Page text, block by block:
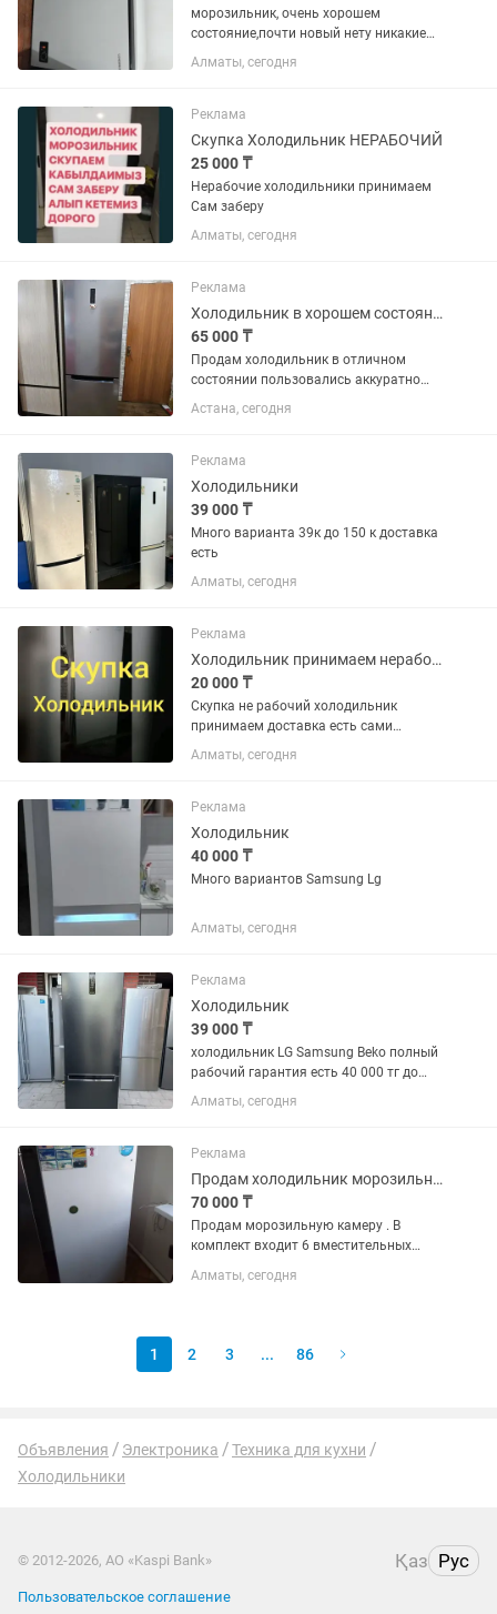
морозильник, очень хорошем
состояние,почти новый нету никакие
минусы.317 л
Алматы, сегодня
Реклама
Скупка Холодильник НЕРАБОЧИЙ
25 000 ₸
Нерабочие холодильники принимаем
Сам заберу
Алматы, сегодня
Реклама
Холодильник в хорошем состоянии
65 000 ₸
Продам холодильник в отличном
состоянии пользовались аккуратно
полностью в рабочем состоянии
работает очень тихо, No Frost не нужно
вся комплектация на месте...
Астана, сегодня
Реклама
Холодильники
39 000 ₸
Много варианта 39к до 150 к доставка
есть
Алматы, сегодня
Реклама
Холодильник принимаем нерабочие
20 000 ₸
Скупка не рабочий холодильник
принимаем доставка есть сами
забирём
Алматы, сегодня
Реклама
Холодильник
40 000 ₸
Много вариантов Samsung Lg
Алматы, сегодня
Реклама
Холодильник
39 000 ₸
холодильник LG Samsung Beko полный
рабочий гарантия есть 40 000 тг до
150 000 тг много сразу
Алматы, сегодня
Реклама
Продам холодильник морозильник
70 000 ₸
Продам морозильную камеру . В
комплект входит 6 вместительных
Температура охлаждения и заморозки
Алматы, сегодня
1 2 3 ... 86
Объявления Электроника
Техника для кухни
Холодильники
© 2012-2026, АО «Kaspi Bank» Қаз Рус
Пользовательское соглашение